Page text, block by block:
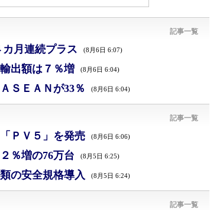
記事一覧
カ月連続プラス (8月6日 6:07)
出額は７％増 (8月6日 6:04)
ＳＥＡＮが33％ (8月6日 6:04)
記事一覧
ＰＶ５」を発売 (8月6日 6:06)
％増の76万台 (8月5日 6:25)
の安全規格導入 (8月5日 6:24)
記事一覧